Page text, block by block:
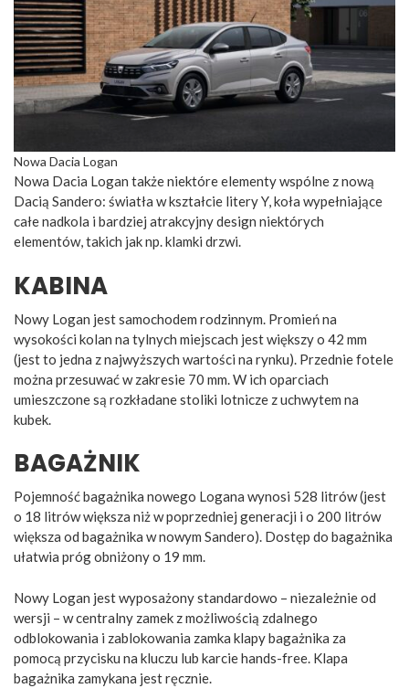
Nowa Dacia Logan
Nowa Dacia Logan także niektóre elementy wspólne z nową
Dacią Sandero: światła w kształcie litery Y, koła wypełniające
całe nadkola i bardziej atrakcyjny design niektórych
elementów, takich jak np. klamki drzwi.
KABINA
Nowy Logan jest samochodem rodzinnym. Promień na
wysokości kolan na tylnych miejscach jest większy o 42 mm
(jest to jedna z najwyższych wartości na rynku). Przednie fotele
można przesuwać w zakresie 70 mm. W ich oparciach
umieszczone są rozkładane stoliki lotnicze z uchwytem na
kubek.
BAGAŻNIK
Pojemność bagażnika nowego Logana wynosi 528 litrów (jest
o 18 litrów większa niż w poprzedniej generacji i o 200 litrów
większa od bagażnika w nowym Sandero). Dostęp do bagażnika
ułatwia próg obniżony o 19 mm.
Nowy Logan jest wyposażony standardowo – niezależnie od
wersji – w centralny zamek z możliwością zdalnego
odblokowania i zablokowania zamka klapy bagażnika za
pomocą przycisku na kluczu lub karcie hands-free. Klapa
bagażnika zamykana jest ręcznie.